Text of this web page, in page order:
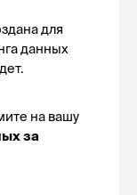
для
данных
на вашу
за